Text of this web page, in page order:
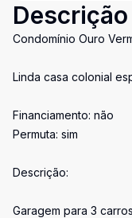
Descrição
Condomínio Ouro
Linda casa colonial
Financiamento: não
Permuta: sim
Descrição:
Garagem para 3 carros